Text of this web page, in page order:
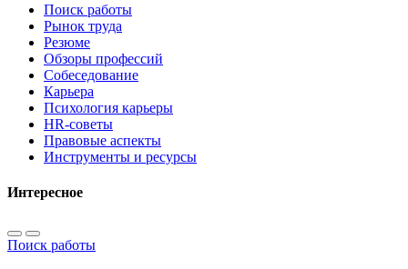
Поиск работы
Рынок труда
Резюме
Обзоры профессий
Собеседование
Карьера
Психология карьеры
HR-советы
Правовые аспекты
Инструменты и ресурсы
Интересное
Поиск работы